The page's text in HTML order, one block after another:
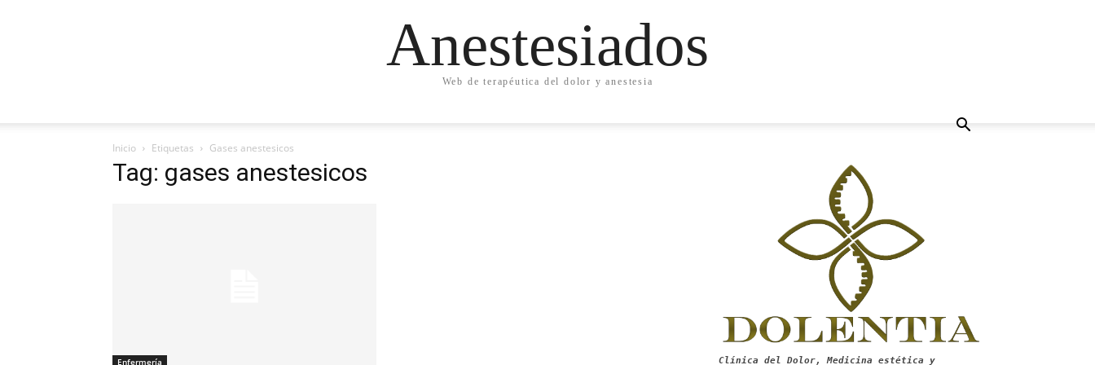
Anestesiados
Web de terapéutica del dolor y anestesia
Inicio Etiquetas Gases anestesicos
Tag: gases anestesicos
Enfermería Clínica del Dolor, Medicina estética y